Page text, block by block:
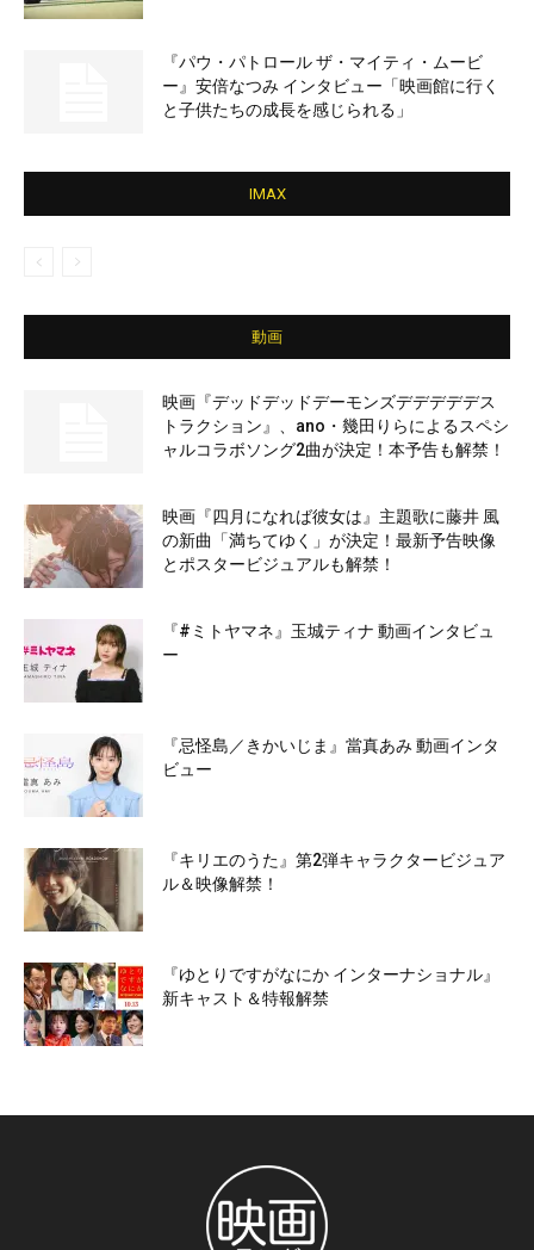
『パウ・パトロール ザ・マイティ・ムービ
ー』安倍なつみ インタビュー「映画館に行く
と子供たちの成長を感じられる」
IMAX
動画
映画『デッドデッドデーモンズデデデデデス
トラクション』、ano・幾田りらによるスペシ
ャルコラボソング2曲が決定！本予告も解禁！
映画『四月になれば彼女は』主題歌に藤井 風
の新曲「満ちてゆく」が決定！最新予告映像
とポスタービジュアルも解禁！
『#ミトヤマネ』玉城ティナ 動画インタビュ
ー
『忌怪島／きかいじま』當真あみ 動画インタ
ビュー
『キリエのうた』第2弾キャラクタービジュア
ル＆映像解禁！
『ゆとりですがなにか インターナショナル』
新キャスト＆特報解禁